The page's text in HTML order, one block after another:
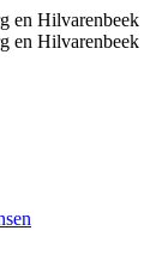
en Hilvarenbeek
en Hilvarenbeek